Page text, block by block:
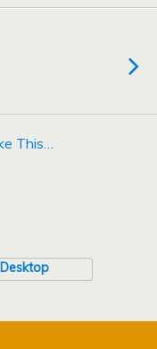
This…
Desktop